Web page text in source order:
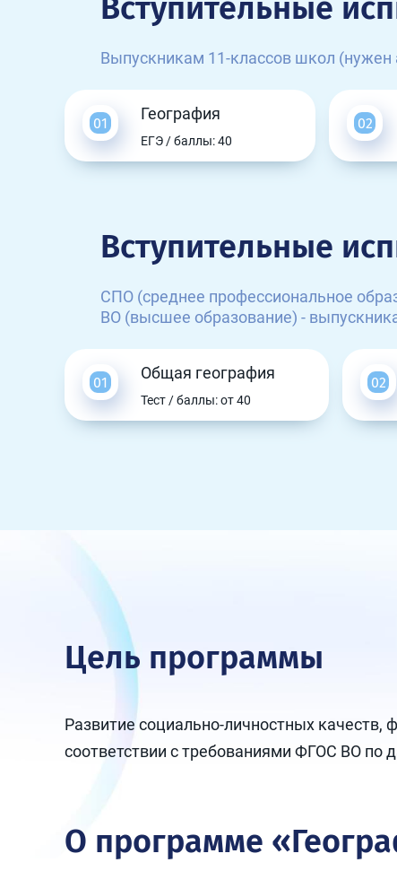
Вступительные
Выпускникам 11-классов школ
География
ЕГЭ / баллы: 40
Вступительные
СПО (среднее профессиональное
ВО (высшее образование) -
Общая география
Тест / баллы: от 40
Цель программы
Развитие социально-личностных
соответствии с требованиями ФГОС ВО по
О программе